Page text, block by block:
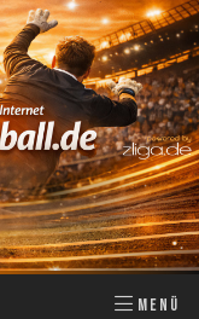
MENÜ